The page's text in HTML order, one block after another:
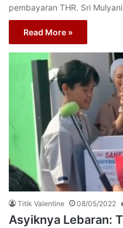
pembayaran THR. Sri
Read More »
Titik Valentine 08/05/2022
Asyiknya Lebaran: